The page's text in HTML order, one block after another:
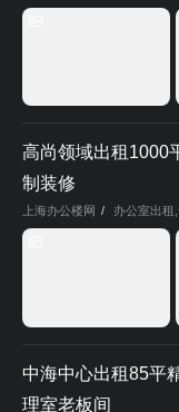
高尚领域出租1000
制装修
上海办公楼网 / 办公室出租 ,
中海中心出租85平
理室老板间